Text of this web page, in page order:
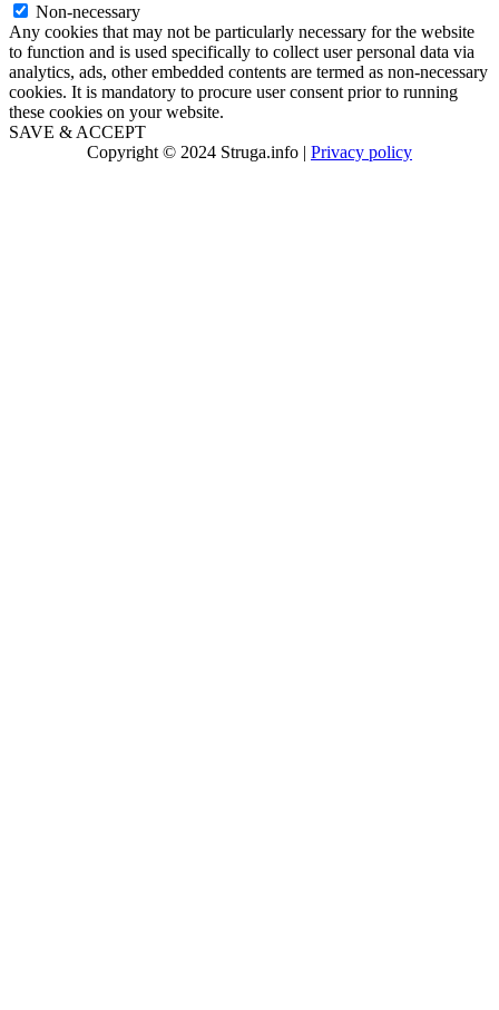
Non-necessary
Any cookies that may not be particularly necessary for the website
to function and is used specifically to collect user personal data via
analytics, ads, other embedded contents are termed as non-necessary
cookies. It is mandatory to procure user consent prior to running
these cookies on your website.
SAVE & ACCEPT
Copyright © 2024 Struga.info | Privacy policy